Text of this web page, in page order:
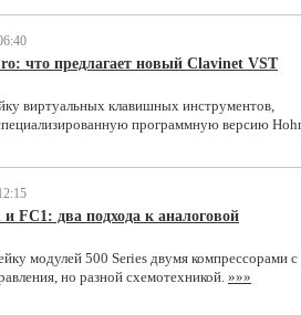
что предлагает новый Clavinet VST
виртуальных клавишных инструментов,
программную версию
FC1: два подхода к аналоговой
модулей 500 Series двумя компрессорами с
но разной схемотехникой. »»»